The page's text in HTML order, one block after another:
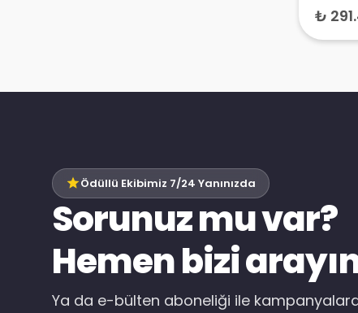
₺
Ödüllü Ekibimiz 7/24 Yanınızda
Sorunuz mu var?
Hemen bizi
Ya da e-bülten aboneliği ile